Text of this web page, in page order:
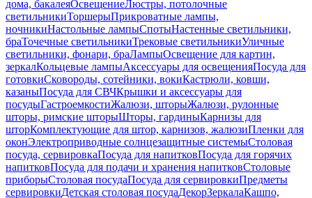
дома, бакалеяОсвещениеЛюстры, потолочные
светильникиТоршерыПрикроватные лампы,
ночникиНастольные лампыСпотыНастенные светильники,
браТочечные светильникиТрековые светильникиУличные
светильники, фонари, браЛампыОсвещение для картин,
зеркалКольцевые лампыАксессуары для освещенияПосуда для
готовкиСковороды, сотейники, вокиКастрюли, ковши,
казаныПосуда для СВЧКрышки и аксессуары для
посудыГастроемкостиЖалюзи, шторыЖалюзи, рулонные
шторы, римские шторыШторы, гардиныКарнизы для
шторКомплектующие для штор, карнизов, жалюзиПленки для
оконЭлектроприводные солнцезащитные системыСтоловая
посуда, сервировкаПосуда для напитковПосуда для горячих
напитковПосуда для подачи и хранения напитковСтоловые
приборыСтоловая посудаПосуда для сервировкиПредметы
сервировкиДетская столовая посудаДекорЗеркалаКашпо,